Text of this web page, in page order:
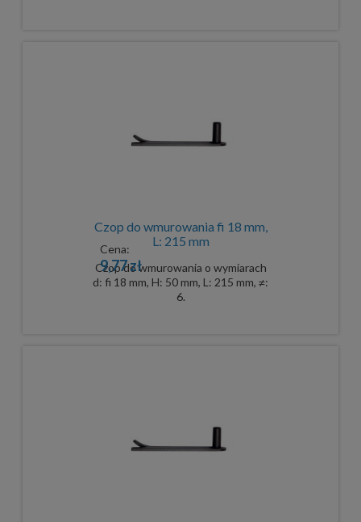
Czop do wmurowania fi 18 mm,
L: 215 mm
Czop do wmurowania o wymiarach
d: fi 18 mm, H: 50 mm, L: 215 mm, ≠:
6.
Cena:
9,77 zł